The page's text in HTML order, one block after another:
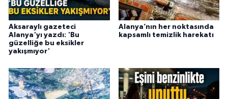
Aksaraylı gazeteci
Alanya'yı yazdı: 'Bu
güzelliğe bu eksikler
yakışmıyor'
Alanya’nın her noktasında
kapsamlı temizlik harekatı